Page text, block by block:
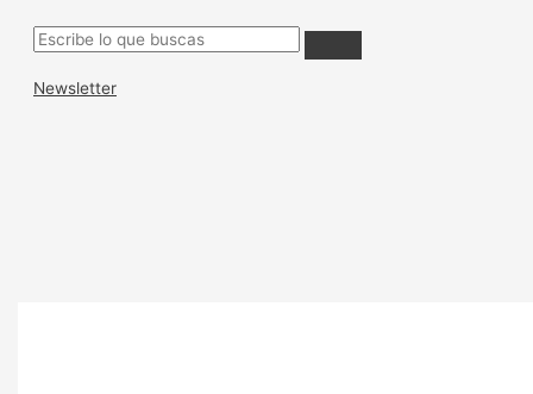
Newsletter